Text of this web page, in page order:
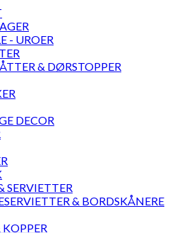
- UROER
& DØRSTOPPER
DECOR
SERVIETTER
& BORDSKÅNERE
KOPPER